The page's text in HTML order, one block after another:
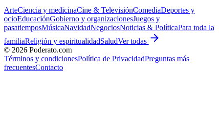
ArteCiencia y medicinaCine & TelevisiónComediaDeportes y
ocioEducaciónGobierno y organizacionesJuegos y
pasatiemposMúsicaNavidadNegociosNoticias & PolíticaPara toda la
familiaReligión y espiritualidadSaludVer todas
© 2026 Poderato.com
Términos y condicionesPolítica de PrivacidadPreguntas más
frecuentesContacto